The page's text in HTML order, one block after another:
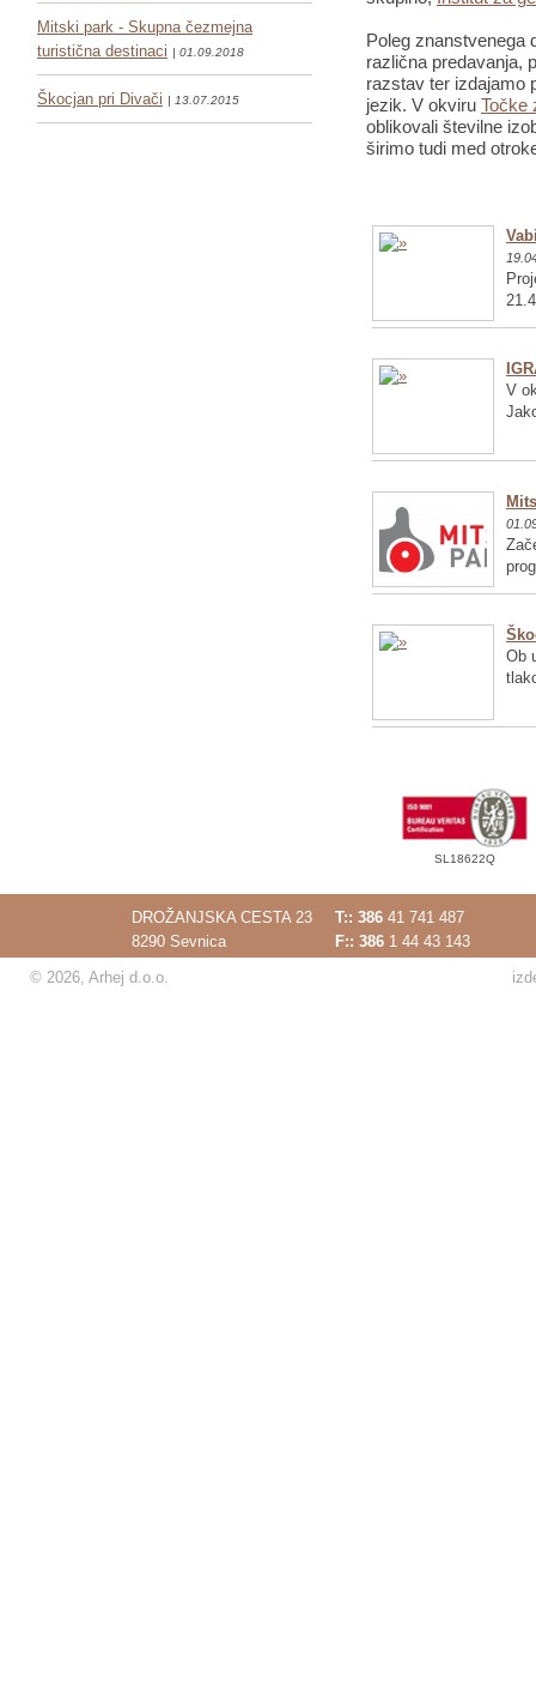
Mitski park - Skupna čezmejna
turistična destinaci | 01.09.2018
Škocjan pri Divači | 13.07.2015
Poleg znanstvenega
različna predavanja,
razstav ter izdajamo
jezik. V okviru Točke
oblikovali številne
širimo tudi med
V
Ob
SL18622Q
DROŽANJSKA CESTA 23
8290 Sevnica
T:: 386 41 741 487
F:: 386 1 44 43 143
© 2026, Arhej d.o.o.